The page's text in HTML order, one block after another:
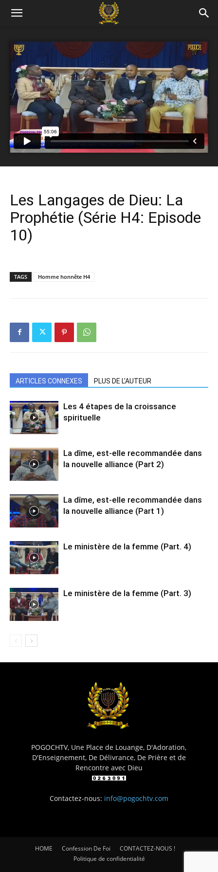
Les Langages de Dieu: La
Prophétie (Série H4: Episode
10)
TAGS Homme honnête H4
ARTICLES CONNEXES PLUS DE L'AUTEUR
Les 4 étapes de la croissance
spirituelle
La dîme, est-elle recommandée dans
la nouvelle alliance (Part 2)
La dîme, est-elle recommandée dans
la nouvelle alliance (Part 1)
Le ministère de la femme (Part. 4)
Le ministère de la femme (Part. 3)
POGOCHTV, Une Place de Louange, D'Adoration,
D'Enseignement, De Délivrance, De Prière et de
Rencontre avec Dieu
Contactez-nous: info@pogochtv.com
HOME Confession De Foi
CONTACTEZ-NOUS !
Politique de confidentialité